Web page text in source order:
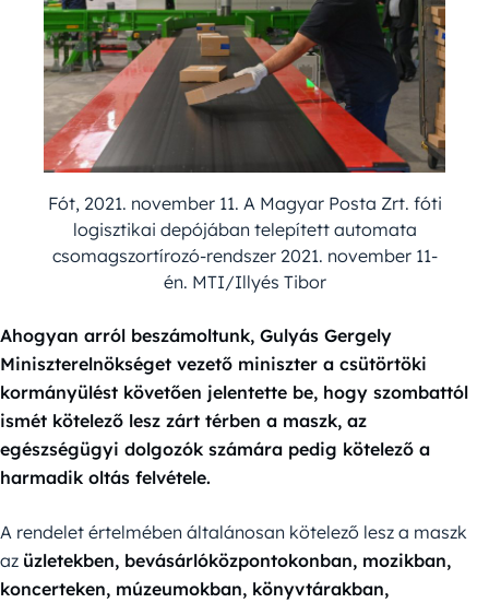
Fót, 2021. november 11. A Magyar Posta Zrt. fóti
logisztikai depójában telepített automata
csomagszortírozó-rendszer 2021. november 11-
én. MTI/Illyés Tibor
Ahogyan arról beszámoltunk, Gulyás Gergely
Miniszterelnökséget vezető miniszter a csütörtöki
kormányülést követően jelentette be, hogy szombattól
ismét kötelező lesz zárt térben a maszk, az
egészségügyi dolgozók számára pedig kötelező a
harmadik oltás felvétele.
A rendelet értelmében általánosan kötelező lesz a maszk
az üzletekben, bevásárlóközpontokonban, mozikban,
koncerteken, múzeumokban, könyvtárakban,